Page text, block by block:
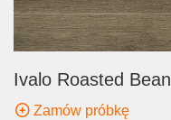
Ivalo Roasted Bean
Zamów próbkę